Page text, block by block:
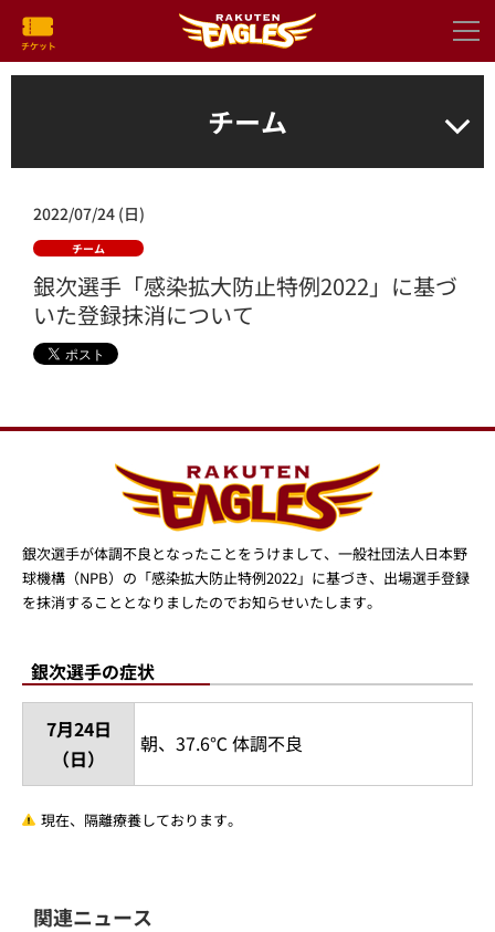
チーム
2022/07/24 (日)
チーム
銀次選手「感染拡大防止特例2022」に基づ
いた登録抹消について
銀次選手が体調不良となったことをうけまして、一般社団法人日本野
球機構（NPB）の「感染拡大防止特例2022」に基づき、出場選手登録
を抹消することとなりましたのでお知らせいたします。
銀次選手の症状
7月24日
（日）
朝、37.6℃ 体調不良
現在、隔離療養しております。
関連ニュース